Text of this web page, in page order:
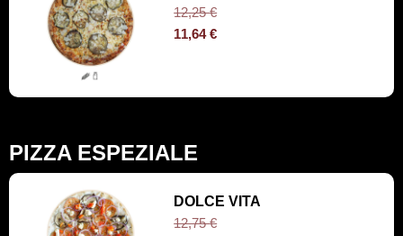
12,25€
11,64€
PIZZA ESPEZIALE
DOLCE VITA
12,75€